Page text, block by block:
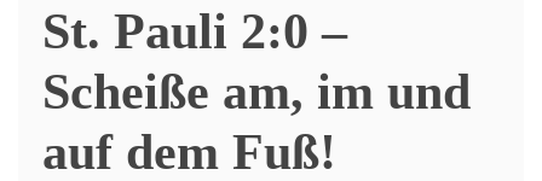
St. Pauli 2:0 –
Scheiße am, im und
auf dem Fuß!